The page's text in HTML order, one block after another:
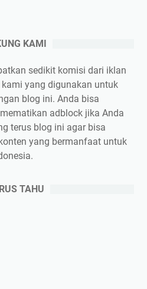
KAMI
sedikit komisi dari iklan
yang digunakan untuk
blog ini. Anda bisa
adblock jika Anda
terus blog ini agar bisa
yang bermanfaat untuk
TAHU